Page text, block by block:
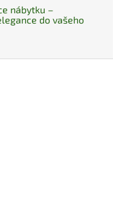
nábytku –
do vašeho